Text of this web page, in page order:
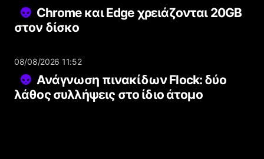
Chrome και Edge χρειάζονται 20GB
στον δίσκο
08/08/2026 11:52
Ανάγνωση πινακίδων Flock: δύο
λάθος συλλήψεις στο ίδιο άτομο